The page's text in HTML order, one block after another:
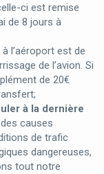
ci est remise
de 8 jours à
l’aéroport est de
de l’avion. Si
de 20€
à la dernière
causes
de trafic
dangereuses,
tout notre